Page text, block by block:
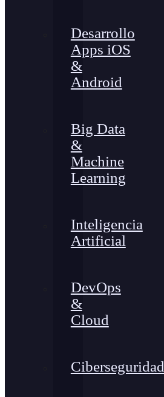
Desarrollo
Apps iOS
&
Android
Big Data
&
Machine
Learning
Inteligencia
Artificial
DevOps
&
Cloud
Ciberseguridad